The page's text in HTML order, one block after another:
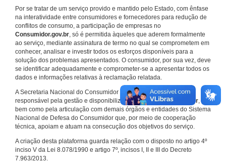
Por se tratar de um serviço provido e mantido pelo Estado, com ênfase
na interatividade entre consumidores e fornecedores para redução de
conflitos de consumo, a participação de empresas no
Consumidor.gov.br, só é permitida àqueles que aderem formalmente
ao serviço, mediante assinatura de termo no qual se comprometem em
conhecer, analisar e investir todos os esforços disponíveis para a
solução dos problemas apresentados. O consumidor, por sua vez, deve
se identificar adequadamente e comprometer-se a apresentar todos os
dados e informações relativas à reclamação relatada.
A Secretaria Nacional do Consumidor do Ministério da Justiça é a
responsável pela gestão e disponibilização doConsumidor.gov.br,
bem como pela articulação com demais órgãos e entidades do Sistema
Nacional de Defesa do Consumidor que, por meio de cooperação
técnica, apoiam e atuam na consecução dos objetivos do serviço.
A criação desta plataforma guarda relação com o disposto no artigo 4º
inciso V da Lei 8.078/1990 e artigo 7º, incisos I, II e III do Decreto
7.963/2013.